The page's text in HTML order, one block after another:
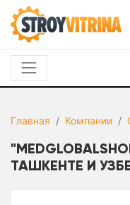
Главная Компании
ТАШКЕНТЕ И